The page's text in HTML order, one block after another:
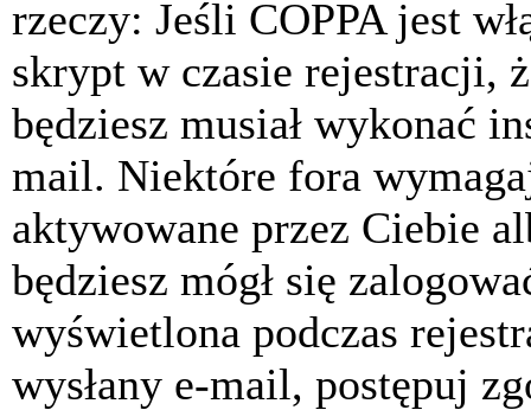
rzeczy: Jeśli COPPA jest
skrypt w czasie rejestracji,
będziesz musiał wykonać
mail. Niektóre fora
aktywowane przez Ciebie
będziesz mógł się
wyświetlona podczas
wysłany e-mail, postępuj